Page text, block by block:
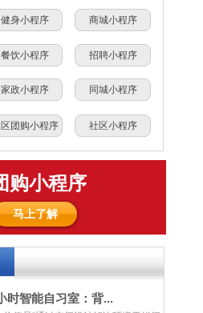
时智能自习室：背...
健身小程序
餐饮小程序
家政小程序
团购小程序
商城小程序
招聘小程序
同城小程序
社区小程序
马上了解
购小程序